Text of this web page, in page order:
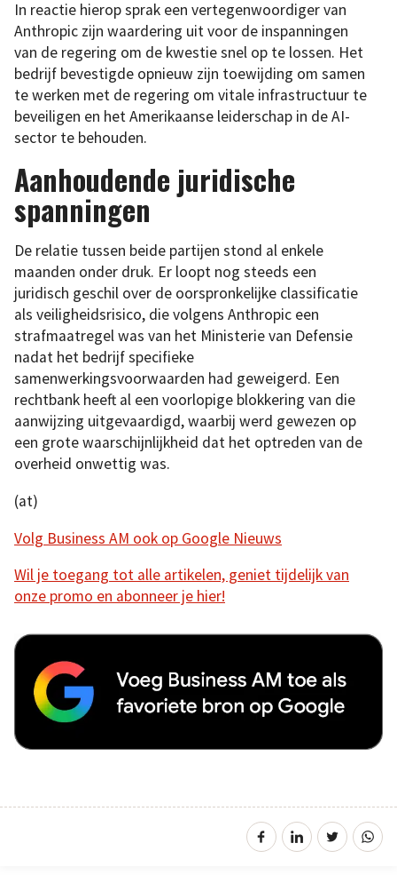
In reactie hierop sprak een vertegenwoordiger van
Anthropic zijn waardering uit voor de inspanningen
van de regering om de kwestie snel op te lossen. Het
bedrijf bevestigde opnieuw zijn toewijding om samen
te werken met de regering om vitale infrastructuur te
beveiligen en het Amerikaanse leiderschap in de AI-
sector te behouden.
Aanhoudende juridische
spanningen
De relatie tussen beide partijen stond al enkele
maanden onder druk. Er loopt nog steeds een
juridisch geschil over de oorspronkelijke classificatie
als veiligheidsrisico, die volgens Anthropic een
strafmaatregel was van het Ministerie van Defensie
nadat het bedrijf specifieke
samenwerkingsvoorwaarden had geweigerd. Een
rechtbank heeft al een voorlopige blokkering van die
aanwijzing uitgevaardigd, waarbij werd gewezen op
een grote waarschijnlijkheid dat het optreden van de
overheid onwettig was.
(at)
Volg Business AM ook op Google Nieuws
Wil je toegang tot alle artikelen, geniet tijdelijk van
onze promo en abonneer je hier!